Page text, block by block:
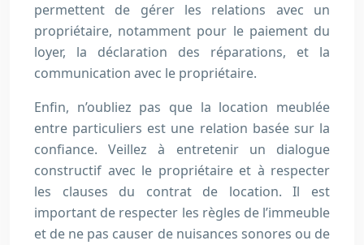
permettent de gérer les relations avec un
propriétaire, notamment pour le paiement du
loyer, la déclaration des réparations, et la
communication avec le propriétaire.
Enfin, n’oubliez pas que la location meublée
entre particuliers est une relation basée sur la
confiance. Veillez à entretenir un dialogue
constructif avec le propriétaire et à respecter
les clauses du contrat de location. Il est
important de respecter les règles de l’immeuble
et de ne pas causer de nuisances sonores ou de